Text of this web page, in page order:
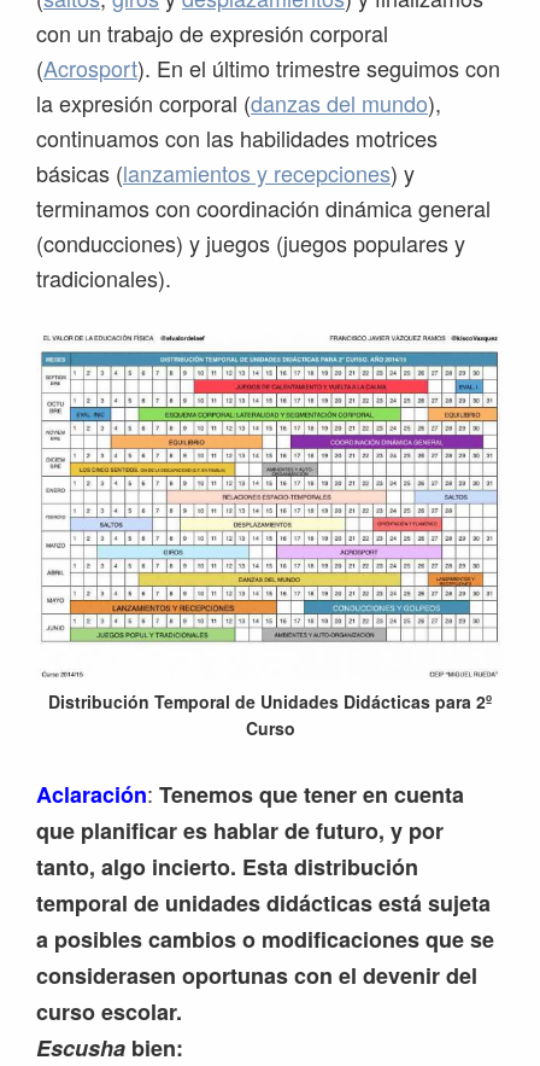
con un trabajo de expresión corporal
(Acrosport). En el último trimestre seguimos con
la expresión corporal (danzas del mundo),
continuamos con las habilidades motrices
básicas (lanzamientos y recepciones) y
terminamos con coordinación dinámica general
(conducciones) y juegos (juegos populares y
tradicionales).
Distribución Temporal de Unidades Didácticas para 2º
Curso
Aclaración: Tenemos que tener en cuenta
que planificar es hablar de futuro, y por
tanto, algo incierto. Esta distribución
temporal de unidades didácticas está sujeta
a posibles cambios o modificaciones que se
considerasen oportunas con el devenir del
curso escolar.
Escusha bien: